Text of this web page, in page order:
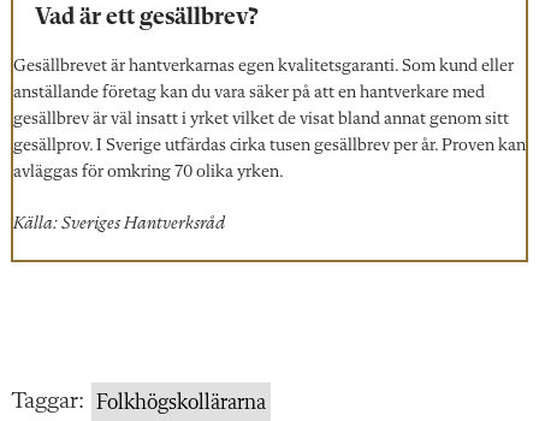
Vad är ett gesällbrev?
Gesällbrevet är hantverkarnas egen kvalitetsgaranti. Som kund eller
anställande företag kan du vara säker på att en hantverkare med
gesällbrev är väl insatt i yrket vilket de visat bland annat genom sitt
gesällprov. I Sverige utfärdas cirka tusen gesällbrev per år. Proven kan
avläggas för omkring 70 olika yrken.
Källa: Sveriges Hantverksråd
Taggar: Folkhögskollärarna